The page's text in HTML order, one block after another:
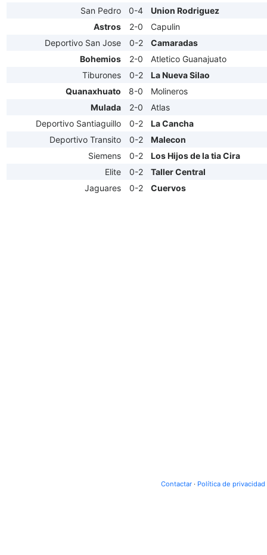
San Pedro
0-4
Union Rodriguez
Astros
2-0
Capulin
Deportivo San Jose
0-2
Camaradas
Bohemios
2-0
Atletico Guanajuato
Tiburones
0-2
La Nueva Silao
Quanaxhuato
8-0
Molineros
Mulada
2-0
Atlas
Deportivo Santiaguillo
0-2
La Cancha
Deportivo Transito
0-2
Malecon
Siemens
0-2
Los Hijos de la tia Cira
Elite
0-2
Taller Central
Jaguares
0-2 Cuervos
Contactar · Política de privacidad